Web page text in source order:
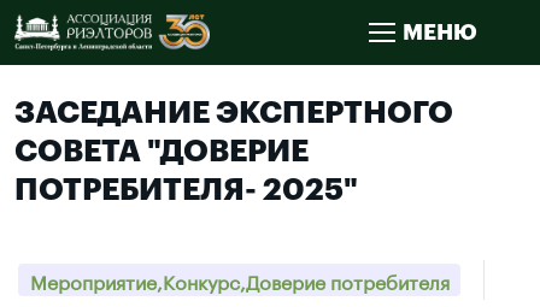
МЕНЮ
ЗАСЕДАНИЕ ЭКСПЕРТНОГО
СОВЕТА "ДОВЕРИЕ
ПОТРЕБИТЕЛЯ- 2025"
Мероприятие,Конкурс,Доверие потребителя